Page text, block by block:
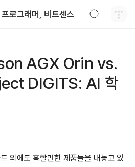
로그래머, 비트센스
AGX Orin vs.
DIGITS: AI 학
외에도 혹할만한 제품들을 내놓고 있